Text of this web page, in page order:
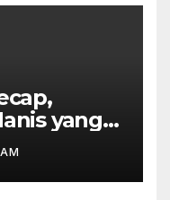
yang
di